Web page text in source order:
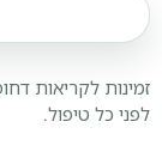
זמינות לקריאות
לפני כל טיפול.